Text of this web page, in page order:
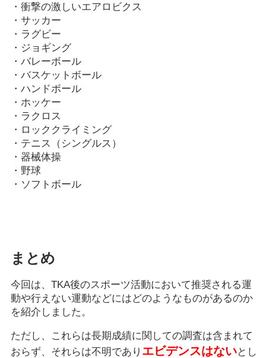
・衝撃の激しいエアロビクス
・サッカー
・ラグビー
・ジョギング
・バレーボール
・バスケットボール
・ハンドボール
・ホッケー
・ラクロス
・ロッククライミング
・テニス（シングルス）
・器械体操
・野球
・ソフトボール
まとめ
今回は、TKA後のスポーツ活動において推奨される運
動や行えない運動などにはどのようなものがあるのか
を紹介しました。
ただし、これらは長期成績に関しての調査は含まれて
おらず、それらは不明であり エビデンスはないとし